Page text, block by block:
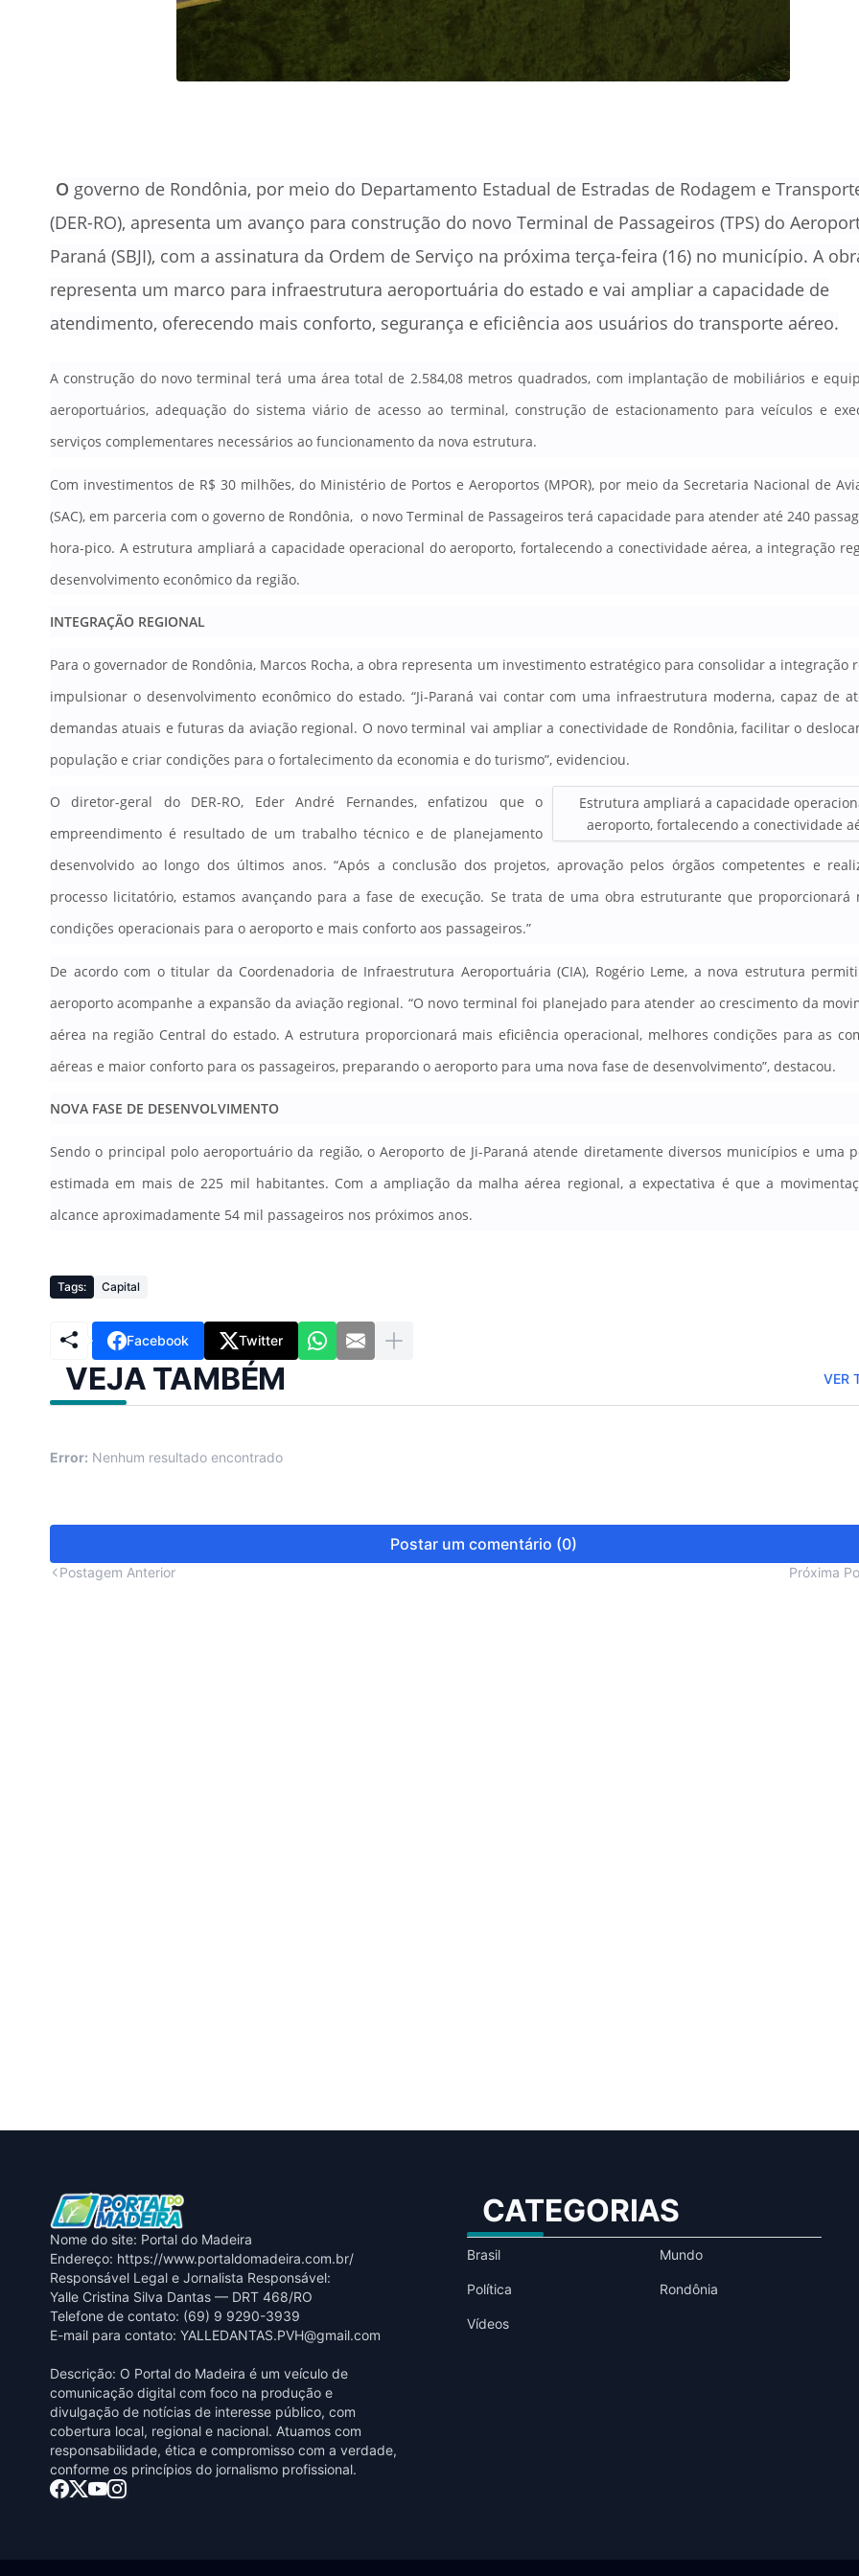
O governo de Rondônia, por meio do Departamento Estadual de Estradas de Rodagem e
(DER-RO), apresenta um avanço para construção do novo Terminal de Passageiros (TPS) do
Paraná (SBJI), com a assinatura da Ordem de Serviço na próxima terça-feira (16) no município. A
representa um marco para infraestrutura aeroportuária do estado e vai ampliar a capacidade de
atendimento, oferecendo mais conforto, segurança e eficiência aos usuários do transporte aéreo.
A construção do novo terminal terá uma área total de 2.584,08 metros quadrados, com implantação de mobiliários e
aeroportuários, adequação do sistema viário de acesso ao terminal, construção de estacionamento para veículos e
serviços complementares necessários ao funcionamento da nova estrutura.
Com investimentos de R$ 30 milhões, do Ministério de Portos e Aeroportos (MPOR), por meio da Secretaria Nacional de
(SAC), em parceria com o governo de Rondônia, o novo Terminal de Passageiros terá capacidade para atender até 240
hora-pico. A estrutura ampliará a capacidade operacional do aeroporto, fortalecendo a conectividade aérea, a integração
desenvolvimento econômico da região.
INTEGRAÇÃO REGIONAL
Para o governador de Rondônia, Marcos Rocha, a obra representa um investimento estratégico para consolidar a integração
impulsionar o desenvolvimento econômico do estado. “Ji-Paraná vai contar com uma infraestrutura moderna, capaz de
demandas atuais e futuras da aviação regional. O novo terminal vai ampliar a conectividade de Rondônia, facilitar o
população e criar condições para o fortalecimento da economia e do turismo”, evidenciou.
Estrutura ampliará a capacidade
aeroporto, fortalecendo a conectividade
O diretor-geral do DER-RO, Eder André Fernandes, enfatizou que o
empreendimento é resultado de um trabalho técnico e de planejamento
desenvolvido ao longo dos últimos anos. “Após a conclusão dos projetos, aprovação pelos órgãos competentes e
processo licitatório, estamos avançando para a fase de execução. Se trata de uma obra estruturante que proporcionará
condições operacionais para o aeroporto e mais conforto aos passageiros.”
De acordo com o titular da Coordenadoria de Infraestrutura Aeroportuária (CIA), Rogério Leme, a nova estrutura
aeroporto acompanhe a expansão da aviação regional. “O novo terminal foi planejado para atender ao crescimento da
aérea na região Central do estado. A estrutura proporcionará mais eficiência operacional, melhores condições para as
aéreas e maior conforto para os passageiros, preparando o aeroporto para uma nova fase de desenvolvimento”, destacou.
NOVA FASE DE DESENVOLVIMENTO
Sendo o principal polo aeroportuário da região, o Aeroporto de Ji-Paraná atende diretamente diversos municípios e uma
estimada em mais de 225 mil habitantes. Com a ampliação da malha aérea regional, a expectativa é que a
alcance aproximadamente 54 mil passageiros nos próximos anos.
Tags: Capital
Facebook Twitter
VEJA TAMBÉM VER
Error: Nenhum resultado encontrado
Postar um comentário (0)
Postagem Anterior Próxima
Nome do site: Portal do Madeira
Endereço: https://www.portaldomadeira.com.br/
Responsável Legal e Jornalista Responsável:
Yalle Cristina Silva Dantas — DRT 468/RO
Telefone de contato: (69) 9 9290-3939
E-mail para contato: YALLEDANTAS.PVH@gmail.com
Descrição: O Portal do Madeira é um veículo de
comunicação digital com foco na produção e
divulgação de notícias de interesse público, com
cobertura local, regional e nacional. Atuamos com
responsabilidade, ética e compromisso com a verdade,
conforme os princípios do jornalismo profissional.
CATEGORIAS
Brasil Mundo
Política Rondônia
Vídeos